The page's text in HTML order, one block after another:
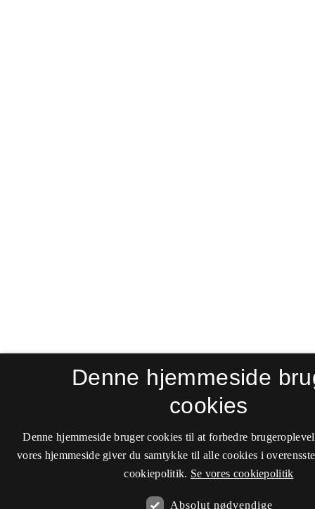
Denne hjemmeside
cookies
Denne hjemmeside bruger cookies til at forbedre
vores hjemmeside giver du samtykke til alle cookies i
cookiepolitik. Se vores cookiepolitik
Absolut nødvendige